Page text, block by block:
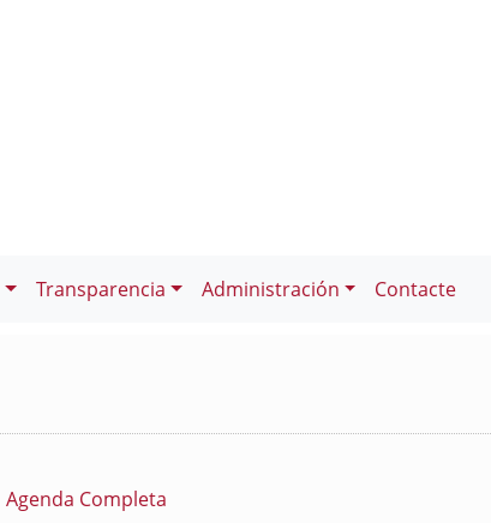
Transparencia Administración Contacte
Agenda Completa